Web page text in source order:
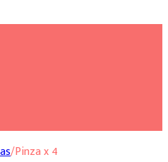
/Pinza x 4